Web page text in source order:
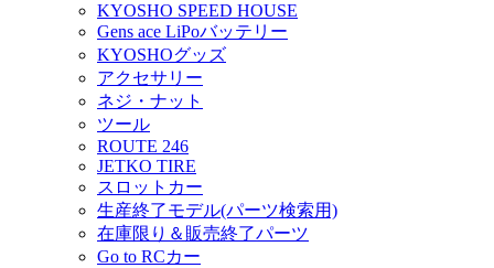
KYOSHO SPEED HOUSE
Gens ace LiPoバッテリー
KYOSHOグッズ
アクセサリー
ネジ・ナット
ツール
ROUTE 246
JETKO TIRE
スロットカー
生産終了モデル(パーツ検索用)
在庫限り＆販売終了パーツ
Go to RCカー